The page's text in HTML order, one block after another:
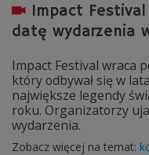
Impact
datę wydarzenia
Impact Festival wraca
który odbywał się w
największe legendy
roku. Organizatorzy
wydarzenia.
Zobacz więcej na temat: